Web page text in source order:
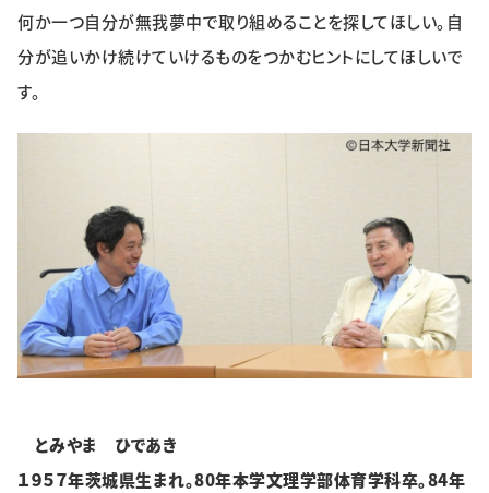
何か一つ自分が無我夢中で取り組めることを探してほしい。自
分が追いかけ続けていけるものをつかむヒントにしてほしいで
す。
とみやま ひであき
１９５７年茨城県生まれ。80年本学文理学部体育学科卒。84年